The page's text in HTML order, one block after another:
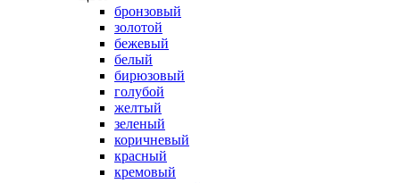
бронзовый
золотой
бежевый
белый
бирюзовый
голубой
желтый
зеленый
коричневый
красный
кремовый